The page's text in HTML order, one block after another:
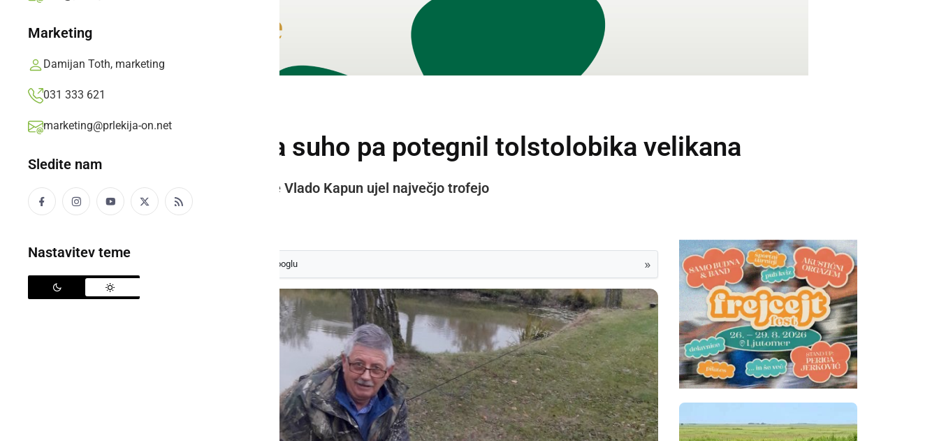
Marketing
Damijan Toth, marketing
031 333 621
marketing@prlekija-on.net
Sledite nam
Nastavitev teme
Lovil je ščuko, na suho pa potegnil tolstolobika velikana
Po 55 letih aktivnega ribolova je Vlado Kapun ujel največjo trofejo
Prlekija-on.net,torek, 6. november 2018 ob 08:40
kot svoj prednostni vir na Googlu »